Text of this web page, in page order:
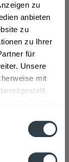
zu
anbieten
zu
zu Ihrer
für
Unsere
mit